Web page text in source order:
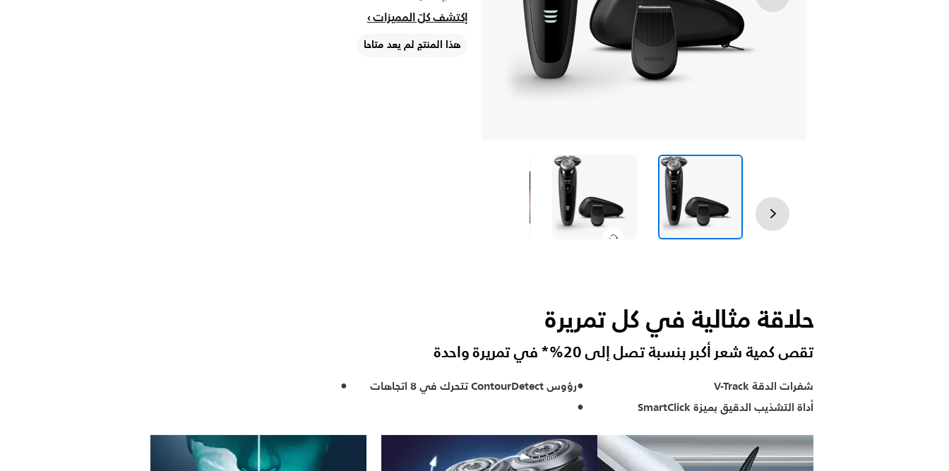
إكتشف كلّ المميزات
هذا المنتج لم يعد متاحا
حلاقة مثالية في كل تمريرة
تقص كمية شعر أكبر بنسبة تصل إلى 20%* في تمريرة واحدة
شفرات الدقة V-Track
رؤوس ContourDetect تتحرك في 8 اتجاهات
أداة التشذيب الدقيق بميزة SmartClick